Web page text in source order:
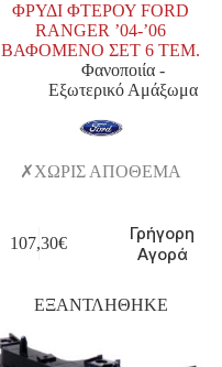
ΦΡΥΔΙ ΦΤΕΡΟΥ FORD
RANGER ’04-’06
ΒΑΦΟΜΕΝΟ ΣΕΤ 6 ΤΕΜ.
Φανοποιία -
Εξωτερικό Αμάξωμα
ΧΩΡΙΣ ΑΠΟΘΕΜΑ
107,30€
Γρήγορη
Αγορά
ΕΞΑΝΤΛΗΘΗΚΕ